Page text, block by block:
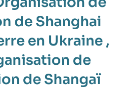
de Shanghai
en Ukraine ,
de
de Shangaï